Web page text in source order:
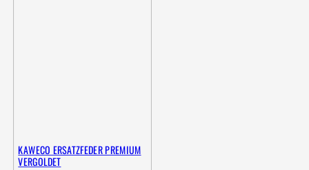
KAWECO ERSATZFEDER PREMIUM
VERGOLDET